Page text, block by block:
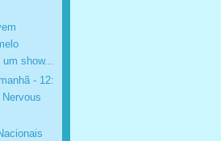
show...
- 12: